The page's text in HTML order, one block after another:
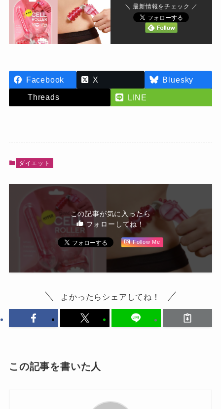
＼ 最新情報をチェック ／
Facebook X
Bluesky
Threads
LINE
ダイエット
この記事が気に入ったら
フォローしてね！
Follow Me
よかったらシェアしてね！
この記事を書いた人